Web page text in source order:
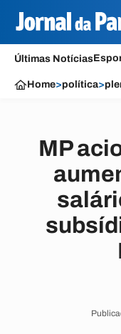
Últimas Notícias
Home>política>
MP